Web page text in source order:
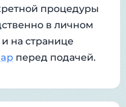
процедуры
в личном
на странице
перед подачей.